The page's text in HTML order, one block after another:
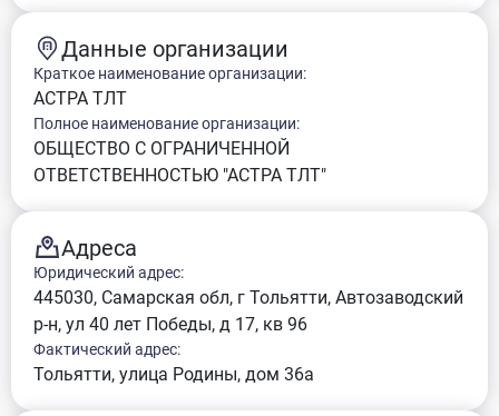
Данные организации
Краткое наименование организации:
АСТРА ТЛТ
Полное наименование организации:
ОБЩЕСТВО С ОГРАНИЧЕННОЙ
ОТВЕТСТВЕННОСТЬЮ "АСТРА ТЛТ"
Адреса
Юридический адрес:
445030, Самарская обл, г Тольятти, Автозаводский
р-н, ул 40 лет Победы, д 17, кв 96
Фактический адрес:
Тольятти, улица Родины, дом 36а